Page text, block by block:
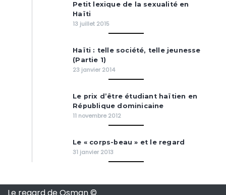
Petit lexique de la sexualité en
Haïti
13 juillet 2015
Haïti : telle société, telle jeunesse
(Partie 1)
23 janvier 2014
Le prix d’être étudiant haïtien en
République dominicaine
11 novembre 2012
Le « corps-beau » et le regard
31 janvier 2013